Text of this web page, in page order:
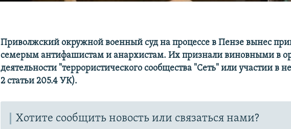
Приволжский окружной военный суд на процессе в Пензе вынес
семерым антифашистам и анархистам. Их признали виновными в
деятельности "террористического сообщества "Сеть" или участии в
2 статьи 205.4 УК).
Хотите сообщить новость или связаться нами?